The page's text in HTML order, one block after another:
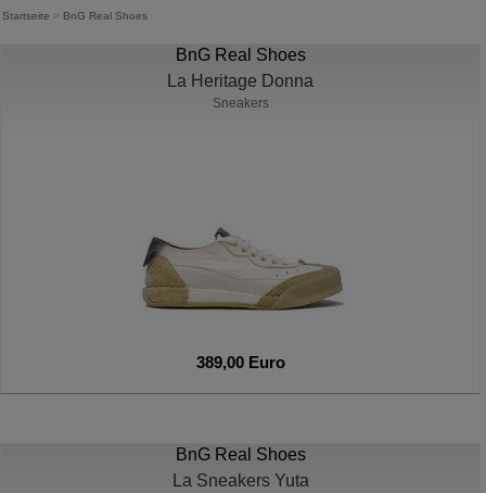
Startseite > BnG Real Shoes
BnG Real Shoes
La Heritage Donna
Sneakers
389,00 Euro
BnG Real Shoes
La Sneakers Yuta